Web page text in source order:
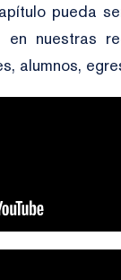
pueda
en nuestras
alumnos,